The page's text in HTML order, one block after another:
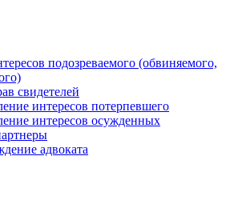
подозреваемого (обвиняемого,
свидетелей
интересов потерпевшего
интересов осужденных
адвоката